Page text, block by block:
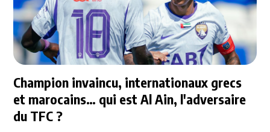
Champion invaincu, internationaux grecs
et marocains… qui est Al Ain, l'adversaire
du TFC ?